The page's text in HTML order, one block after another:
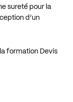
sureté pour la
d’un
formation Devis